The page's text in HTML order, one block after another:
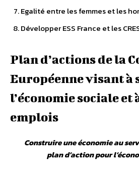
Egalité entre les femmes et les
Développer ESS France et les
Plan d’actions de la
Européenne visant
l’économie sociale et
emplois
Construire une économie au
plan d’action pour